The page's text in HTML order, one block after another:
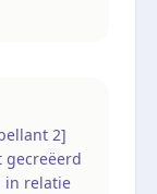
2]
gecreëerd
in relatie